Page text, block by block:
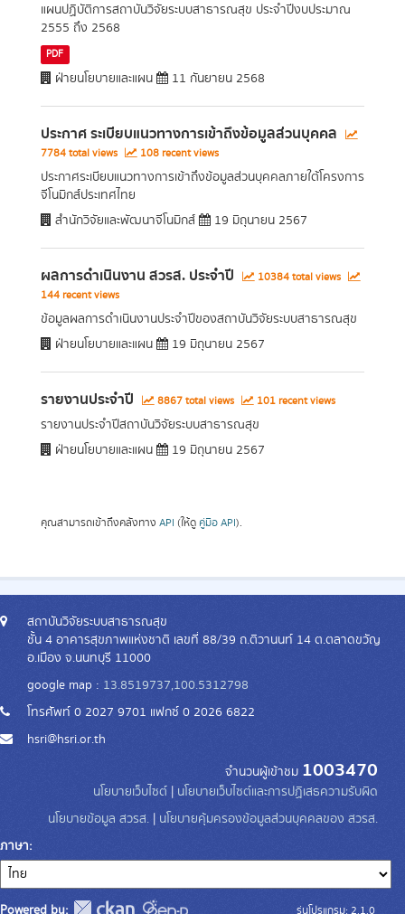
แผนปฏิบัติการสถาบันวิจัยระบบสาธารณสุข ประจำปีงบประมาณ
2555 ถึง 2568
PDF
ฝ่ายนโยบายและแผน 11 กันยายน 2568
ประกาศ ระเบียบแนวทางการเข้าถึงข้อมูลส่วนบุคคล
7784 total views 108 recent views
ประกาศระเบียบแนวทางการเข้าถึงข้อมูลส่วนบุคคลภายใต้โครงการ
จีโนมิกส์ประเทศไทย
สำนักวิจัยและพัฒนาจีโนมิกส์
19 มิถุนายน 2567
ผลการดำเนินงาน สวรส. ประจำปี
10384 total views
144 recent views
ข้อมูลผลการดำเนินงานประจำปีของสถาบันวิจัยระบบสาธารณสุข
ฝ่ายนโยบายและแผน
19 มิถุนายน 2567
รายงานประจำปี 8867 total views 101 recent views
รายงานประจำปีสถาบันวิจัยระบบสาธารณสุข
ฝ่ายนโยบายและแผน
19 มิถุนายน 2567
คุณสามารถเข้าถึงคลังทาง API (ให้ดู คู่มือ API).
สถาบันวิจัยระบบสาธารณสุข
ชั้น 4 อาคารสุขภาพแห่งชาติ เลขที่ 88/39 ถ.ติวานนท์ 14 ต.ตลาดขวัญ
อ.เมือง จ.นนทบุรี 11000
google map : 13.8519737,100.5312798
โทรศัพท์ 0 2027 9701 แฟกซ์ 0 2026 6822
hsri@hsri.or.th
จำนวนผู้เข้าชม 1003470
นโยบายเว็บไซต์ | นโยบายเว็บไซต์และการปฏิเสธความรับผิด
นโยบายข้อมูล สวรส. | นโยบายคุ้มครองข้อมูลส่วนบุคคลของ สวรส.
ภาษา
Powered by: รุ่นโปรแกรม: 2.1.0